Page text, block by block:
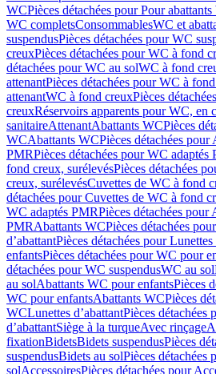
WCPièces détachées pour Pour
WC completsConsommablesWC et
suspendusPièces détachées pour WC
creuxPièces détachées pour WC à fond
détachées pour WC au solWC à fond
attenantPièces détachées pour WC à
attenantWC à fond creuxPièces
creuxRéservoirs apparents pour WC, en
sanitaireAttenantAbattants WCPièces
WCAbattants WCPièces détachées pour
PMRPièces détachées pour WC adaptés
fond creux, surélevésPièces détachées
creux, surélevésCuvettes de WC à fond
détachées pour Cuvettes de WC à fond
WC adaptés PMRPièces détachées pour
PMRAbattants WCPièces détachées
d’abattantPièces détachées pour Lunettes
enfantsPièces détachées pour WC pour
détachées pour WC suspendusWC au sol
au solAbattants WC pour enfantsPièces
WC pour enfantsAbattants WCPièces
WCLunettes d’abattantPièces détachées
d’abattantSiège à la turqueAvec rinçage
fixationBidetsBidets suspendusPièces
suspendusBidets au solPièces détachées
solAccessoiresPièces détachées pour